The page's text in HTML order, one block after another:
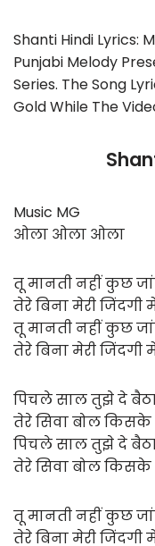
Shanti Hindi Lyrics:
Punjabi Melody
Series. The Song
Gold While The
Music MG
ओला ओला ओला
तू मानती नहीं कुछ
तेरे बिना मेरी जिंदगी
तू मानती नहीं कुछ
तेरे बिना मेरी जिंदगी
पिचले साल तुझे दे
तेरे सिवा बोल
पिचले साल तुझे दे
तेरे सिवा बोल
तू मानती नहीं कुछ
तेरे बिना मेरी जिंदगी